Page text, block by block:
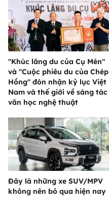
"Khúc lãng du của Cụ Mén"
và "Cuộc phiêu du của Chép
Hồng" đón nhận kỷ lục Việt
Nam và thế giới về sáng tác
văn học nghệ thuật
Đây là những xe SUV/MPV
không nên bỏ qua hiện nay